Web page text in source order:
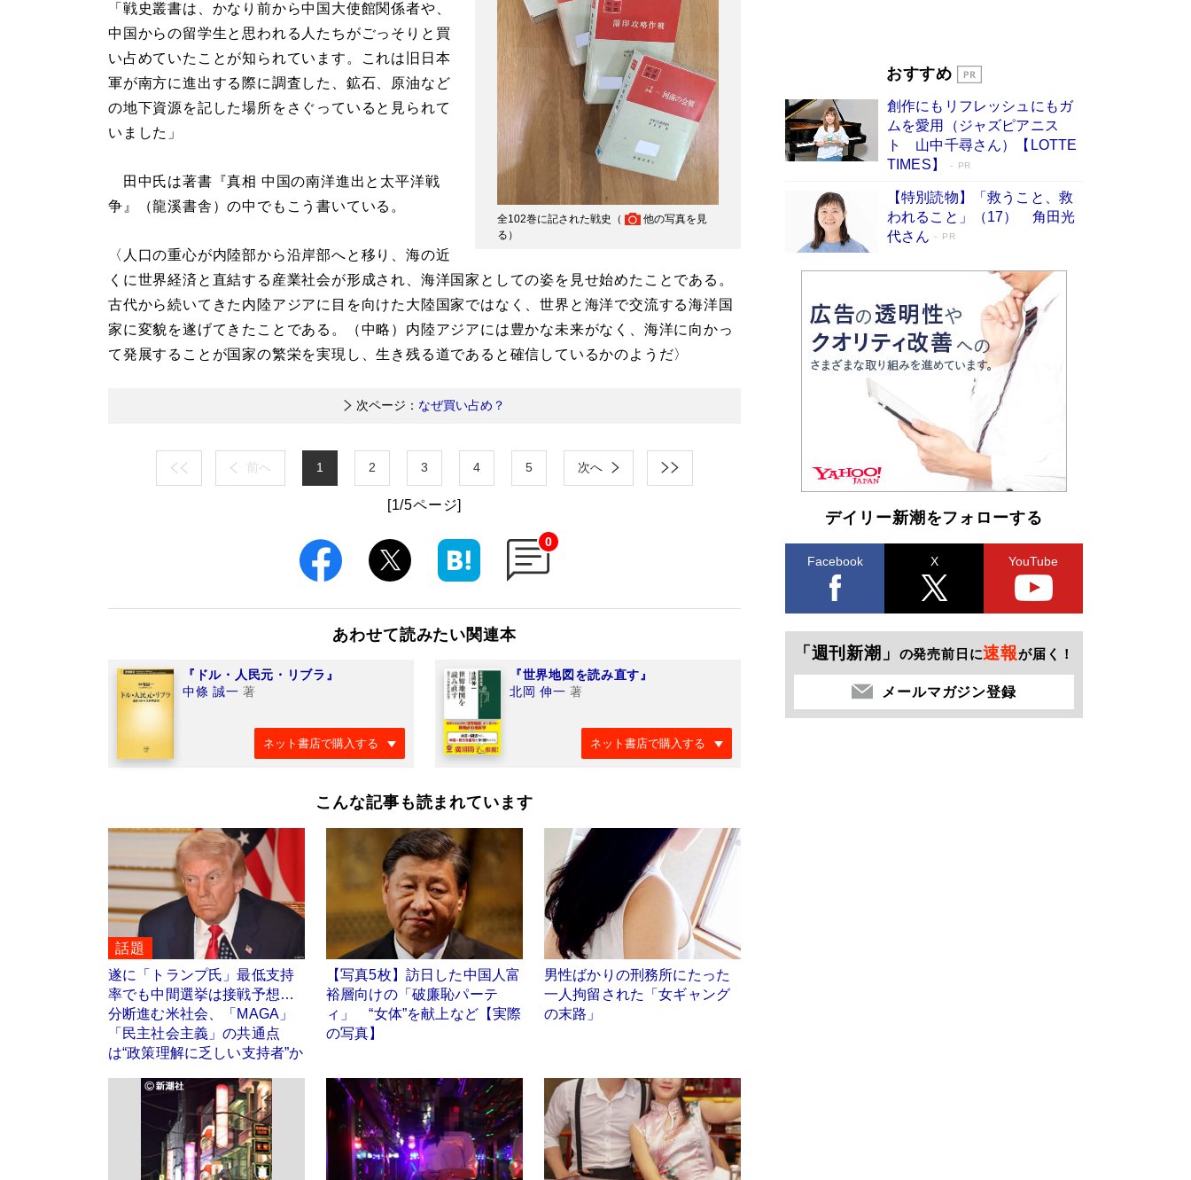
全102巻に記された戦史（
他の写真を見
る ）
「戦史叢書は、かなり前から中国大使館関係者や、
中国からの留学生と思われる人たちがごっそりと買
い占めていたことが知られています。これは旧日本
軍が南方に進出する際に調査した、鉱石、原油など
の地下資源を記した場所をさぐっていると見られて
いました」
田中氏は著書『真相 中国の南洋進出と太平洋戦
争』（龍溪書舎）の中でもこう書いている。
〈人口の重心が内陸部から沿岸部へと移り、海の近
くに世界経済と直結する産業社会が形成され、海洋国家としての姿を見せ始めたことである。
古代から続いてきた内陸アジアに目を向けた大陸国家ではなく、世界と海洋で交流する海洋国
家に変貌を遂げてきたことである。（中略）内陸アジアには豊かな未来がなく、海洋に向かっ
て発展することが国家の繁栄を実現し、生き残る道であると確信しているかのようだ〉
次ページ： なぜ買い占め？
前へ 1 2 3 4 5 次へ
[1/5ページ]
0
あわせて読みたい関連本
『ドル・人民元・リブラ』
中條 誠一 著
ネット書店で購入する
『世界地図を読み直す』
北岡 伸一 著
ネット書店で購入する
こんな記事も読まれています
話題
遂に「トランプ氏」最低支持
率でも中間選挙は接戦予想…
分断進む米社会、「MAGA」
「民主社会主義」の共通点
は“政策理解に乏しい支持者”か
【写真5枚】訪日した中国人富
裕層向けの「破廉恥パーテ
ィ」 “女体”を献上など【実際
の写真】
男性ばかりの刑務所にたった
一人拘留された「女ギャング
の末路」
俳優・高嶋政伸が家族に教わった“人を育てるコ
東野圭吾、伊坂幸太郎の人気シリーズ最新作どち
らも文庫化 映画化された直木賞受賞作もランク
イン［文庫ベストセラー］
Book Bang
おすすめ
創作にもリフレッシュにもガ
ムを愛用（ジャズピアニス
ト 山中千尋さん）【LOTTE
TIMES】
PR
【特別読物】「救うこと、救
われること」（17） 角田光
代さん
PR
デイリー新潮をフォローする
Facebook X YouTube
「週刊新潮」 の発売前日に速報が届く！
メールマガジン登録